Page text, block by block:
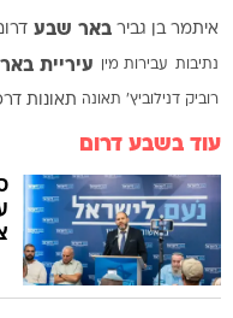
איתמר בן גביר באר שבע
נתיבות עבירות מין עיריית
רוביק דנילוביץ' תאונה תאונות
עוד בשבע דרום